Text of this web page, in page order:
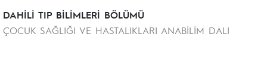
DAHİLİ TIP BİLİMLERİ BÖLÜMÜ
ÇOCUK SAĞLIĞI VE HASTALIKLARI ANABİLİM DALI